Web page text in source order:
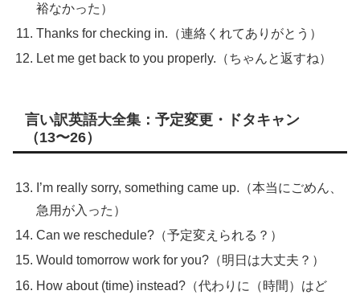
裕なかった）
Thanks for checking in.（連絡くれてありがとう）
Let me get back to you properly.（ちゃんと返すね）
言い訳英語大全集：予定変更・ドタキャン
（13〜26）
I’m really sorry, something came up.（本当にごめん、
急用が入った）
Can we reschedule?（予定変えられる？）
Would tomorrow work for you?（明日は大丈夫？）
How about (time) instead?（代わりに（時間）はど